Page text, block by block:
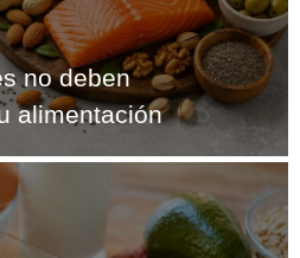
no deben
alimentación